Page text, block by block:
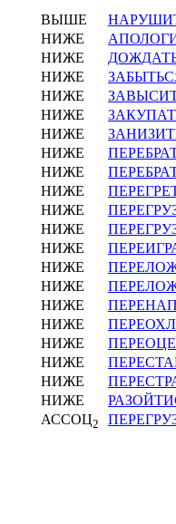
ВЫШЕ
НИЖЕ
НИЖЕ
НИЖЕ
НИЖЕ
НИЖЕ
НИЖЕ
НИЖЕ
НИЖЕ
НИЖЕ
НИЖЕ
НИЖЕ
НИЖЕ
НИЖЕ
НИЖЕ
НИЖЕ
НИЖЕ
НИЖЕ
НИЖЕ
НИЖЕ
НИЖЕ
АССОЦ2